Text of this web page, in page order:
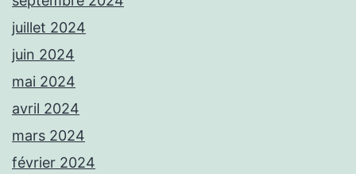
juillet 2024
juin 2024
mai 2024
avril 2024
mars 2024
février 2024